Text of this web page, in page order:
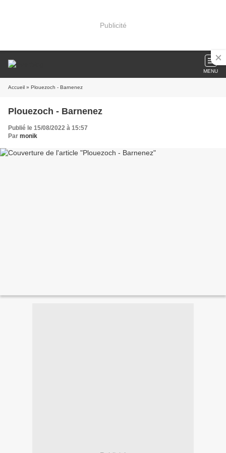
Publicité
MENU
Accueil » Plouezoch - Barnenez
Plouezoch - Barnenez
Publié le 15/08/2022 à 15:57
Par monik